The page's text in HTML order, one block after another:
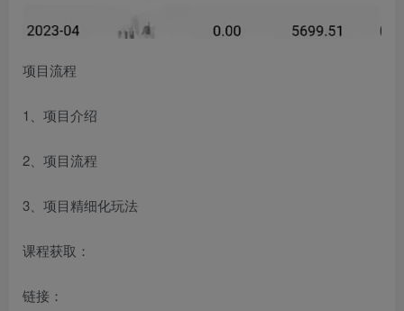
项目流程
1、项目介绍
2、项目流程
3、项目精细化玩法
课程获取：
链接：